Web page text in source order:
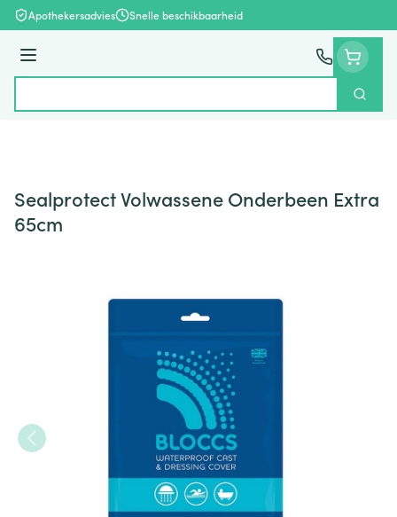
Ga naar de inhoud
Apothekersadvies Snelle beschikbaarheid
Menu
Zoek
Sealprotect Volwassene Onderbeen Extra
65cm